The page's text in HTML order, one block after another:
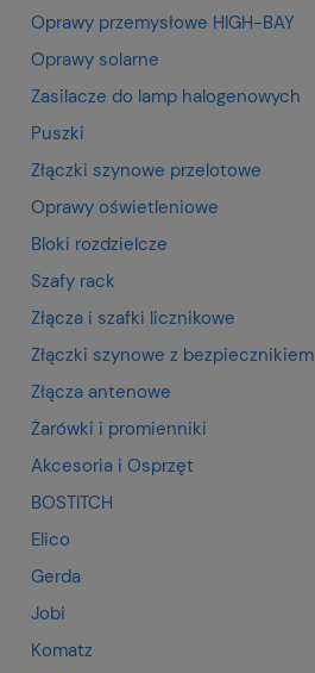
Oprawy przemysłowe HIGH-BAY
Oprawy solarne
Zasilacze do lamp halogenowych
Puszki
Złączki szynowe przelotowe
Oprawy oświetleniowe
Bloki rozdzielcze
Szafy rack
Złącza i szafki licznikowe
Złączki szynowe z bezpiecznikiem
Złącza antenowe
Żarówki i promienniki
Akcesoria i Osprzęt
BOSTITCH
Elico
Gerda
Jobi
Komatz